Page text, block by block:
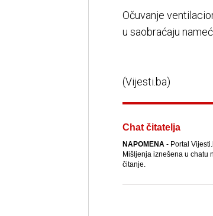
Očuvanje
u saobraćaju
(Vijesti.ba)
Chat čitatelja
NAPOMENA- Portal
Mišljenja iznešena u chatu
čitanje.